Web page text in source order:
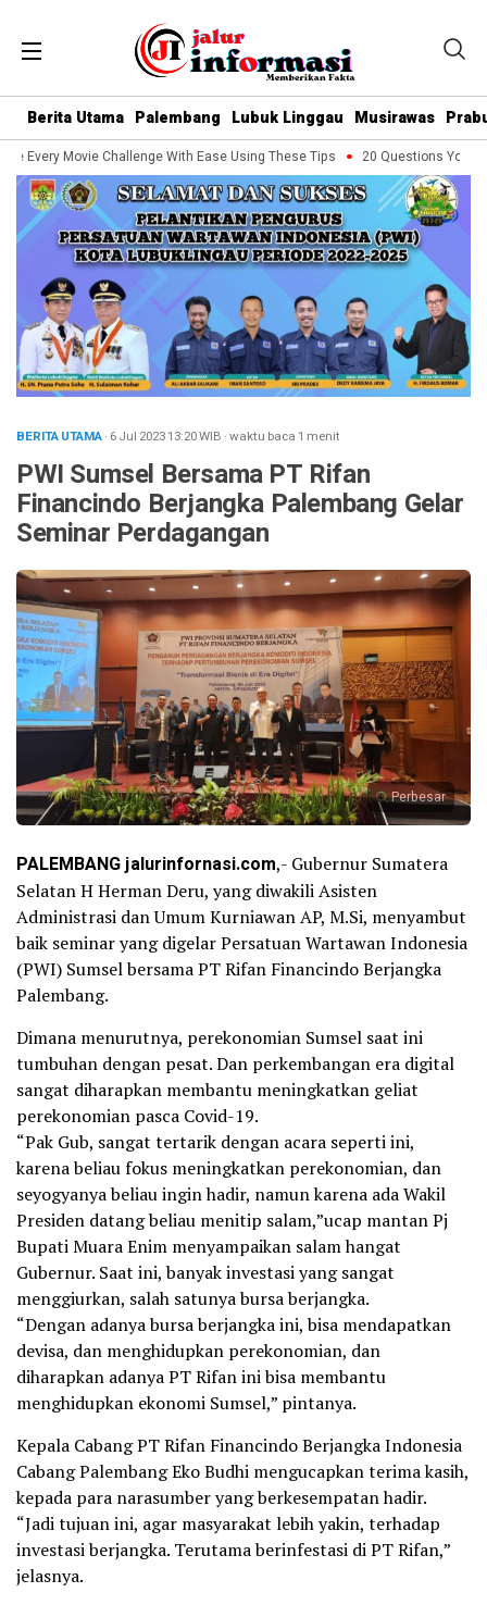
Berita Utama Palembang Lubuk Linggau Musirawas
Every Movie Challenge With Ease Using These Tips 20 Questions You
BERITA UTAMA· 6 Jul 202313:20WIB ·waktu baca 1 menit
PWI Sumsel Bersama PT Rifan
Financindo Berjangka Palembang Gelar
Seminar Perdagangan
Perbesar
PALEMBANG jalurinfornasi.com,- Gubernur Sumatera
Selatan H Herman Deru, yang diwakili Asisten
Administrasi dan Umum Kurniawan AP, M.Si, menyambut
baik seminar yang digelar Persatuan Wartawan Indonesia
(PWI) Sumsel bersama PT Rifan Financindo Berjangka
Palembang.
Dimana menurutnya, perekonomian Sumsel saat ini
tumbuhan dengan pesat. Dan perkembangan era digital
sangat diharapkan membantu meningkatkan geliat
perekonomian pasca Covid-19.
“Pak Gub, sangat tertarik dengan acara seperti ini,
karena beliau fokus meningkatkan perekonomian, dan
seyogyanya beliau ingin hadir, namun karena ada Wakil
Presiden datang beliau menitip salam,”ucap mantan Pj
Bupati Muara Enim menyampaikan salam hangat
Gubernur. Saat ini, banyak investasi yang sangat
menggiurkan, salah satunya bursa berjangka.
“Dengan adanya bursa berjangka ini, bisa mendapatkan
devisa, dan menghidupkan perekonomian, dan
diharapkan adanya PT Rifan ini bisa membantu
menghidupkan ekonomi Sumsel,” pintanya.
Kepala Cabang PT Rifan Financindo Berjangka Indonesia
Cabang Palembang Eko Budhi mengucapkan terima kasih,
kepada para narasumber yang berkesempatan hadir.
“Jadi tujuan ini, agar masyarakat lebih yakin, terhadap
investasi berjangka. Terutama berinfestasi di PT Rifan,”
jelasnya.